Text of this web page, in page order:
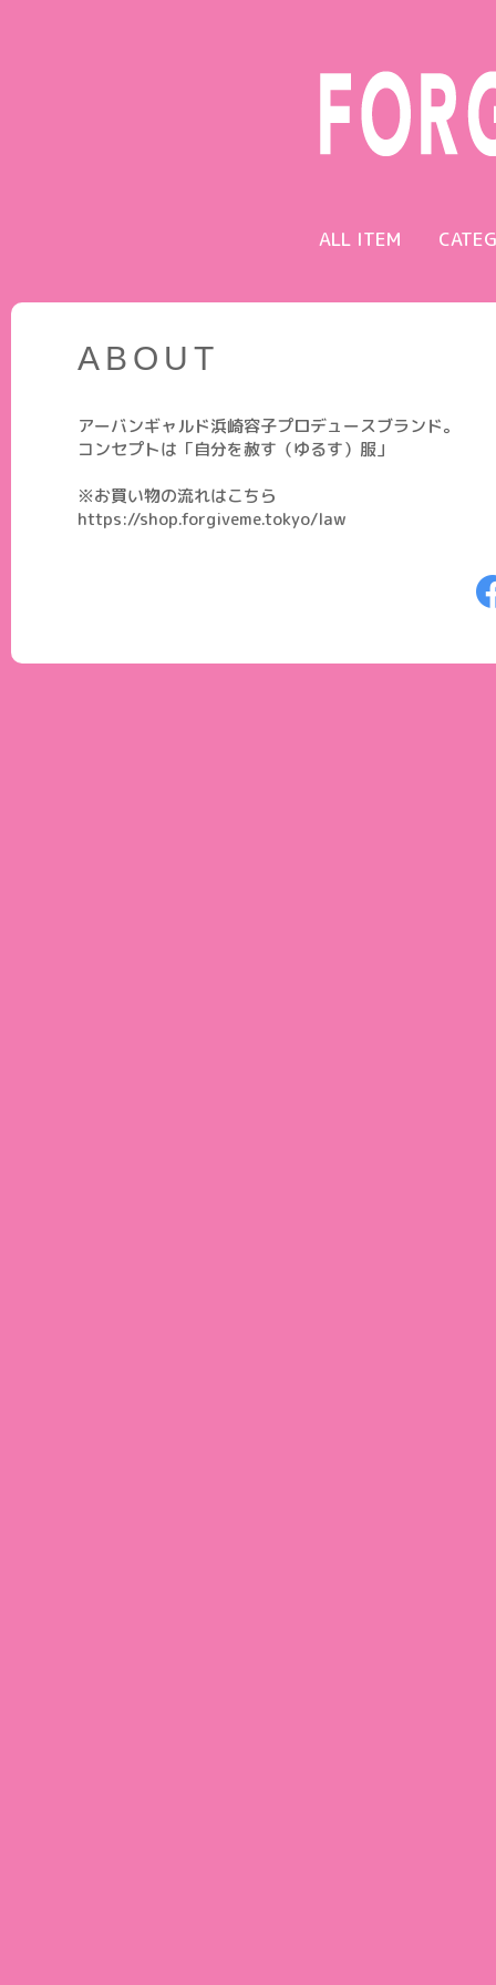
ALL ITEM
ABOUT
アーバンギャルド浜崎容子プロデュースブランド。
コンセプトは「自分を赦す（ゆるす）服」
※お買い物の流れはこちら
https://shop.forgiveme.tokyo/law